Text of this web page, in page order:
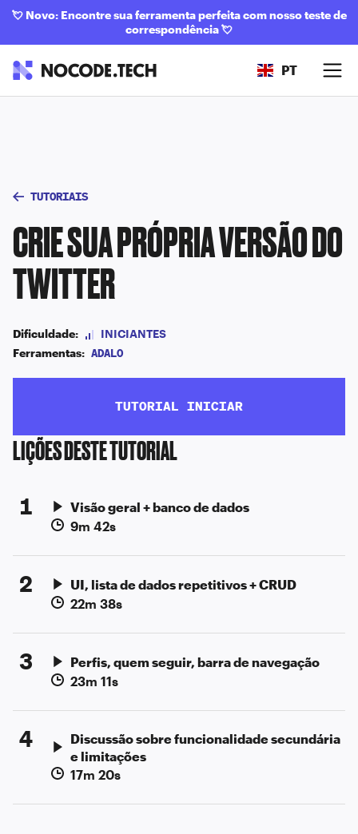
💘Novo: Encontre sua ferramenta perfeita com nosso teste de
correspondência💘
PT
TUTORIAIS
CRIE SUA PRÓPRIA VERSÃO DO
TWITTER
Dificuldade:
INICIANTES
Ferramentas: ADALO
TUTORIAL INICIAR
LIÇÕES DESTE TUTORIAL
1
Visão geral + banco de dados
9m 42s
2
UI, lista de dados repetitivos + CRUD
22m 38s
3
Perfis, quem seguir, barra de navegação
23m 11s
4
Discussão sobre funcionalidade secundária
e limitações
17m 20s